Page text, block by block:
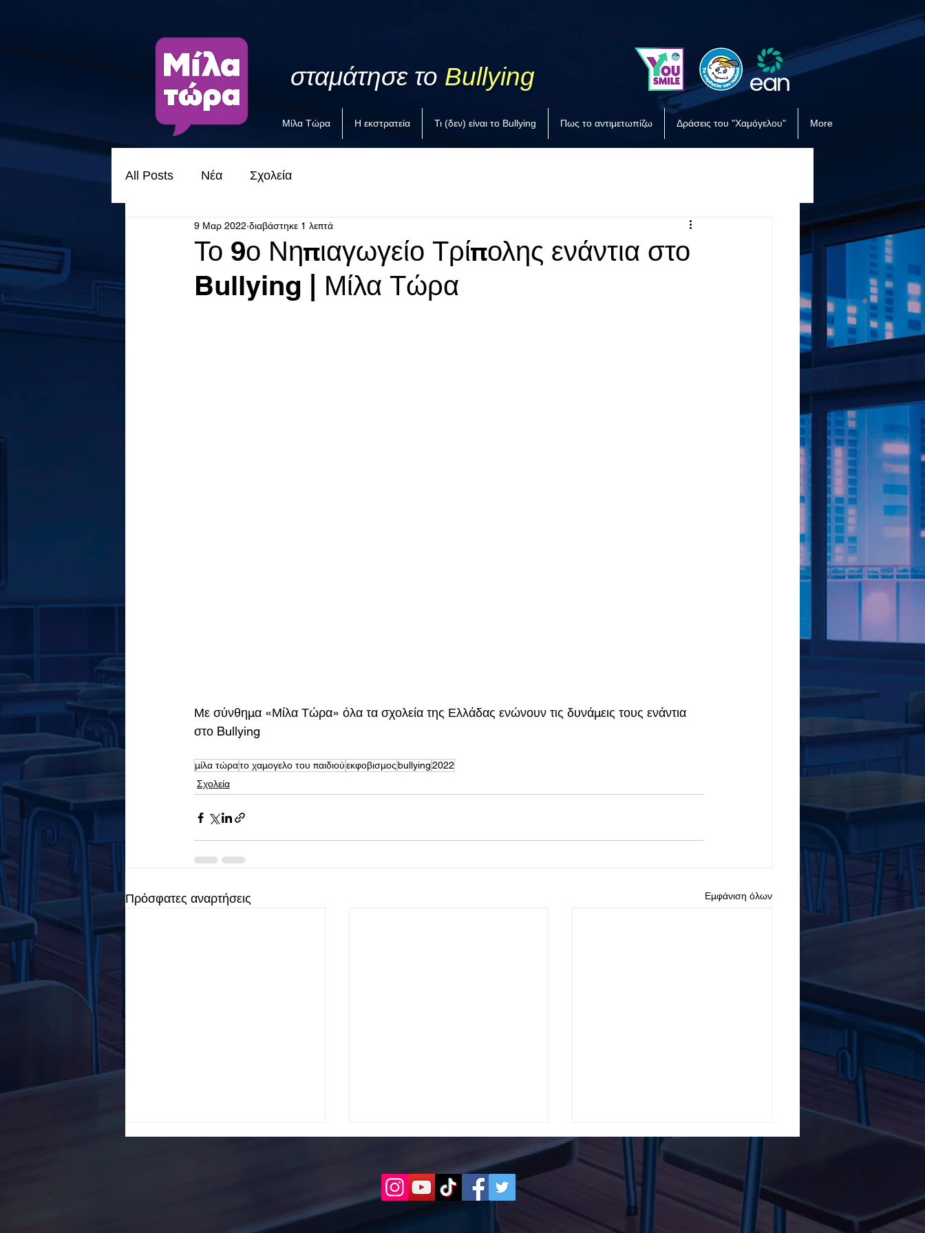
σταμάτησε το Bullying
Μίλα Τώρα Η εκστρατεία Τι (δεν) είναι το Bullying Πως το αντιμετωπίζω Δράσεις του "Χαμόγελου" More
All Posts Νέα Σχολεία
Το 9ο Νηπιαγωγείο Τρίπολης ενάντια στο
Bullying | Μίλα Τώρα
9 Μαρ 2022 διαβάστηκε 1 λεπτά
Με σύνθημα «Μίλα Τώρα» όλα τα σχολεία της Ελλάδας ενώνουν τις δυνάμεις τους ενάντια
στο Bullying
μίλα τώρατο χαμογελο του παιδιούεκφοβισμοςbullying2022
Σχολεία
Πρόσφατες αναρτήσεις Εμφάνιση όλων